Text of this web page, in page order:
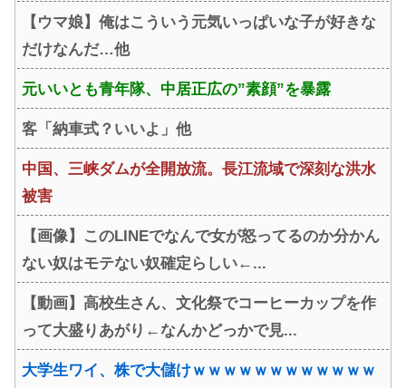
【ウマ娘】俺はこういう元気いっぱいな子が好きな
だけなんだ…他
元いいとも青年隊、中居正広の”素顔”を暴露
客「納車式？いいよ」他
中国、三峡ダムが全開放流。長江流域で深刻な洪水
被害
【画像】このLINEでなんで女が怒ってるのか分かん
ない奴はモテない奴確定らしい←...
【動画】高校生さん、文化祭でコーヒーカップを作
って大盛りあがり←なんかどっかで見...
大学生ワイ、株で大儲けｗｗｗｗｗｗｗｗｗｗｗｗ